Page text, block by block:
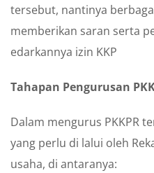
tersebut, nantinya
memberikan saran serta
edarkannya izin KKP
Tahapan Pengurusan
Dalam mengurus PKKPR
yang perlu di lalui oleh
usaha, di antaranya: